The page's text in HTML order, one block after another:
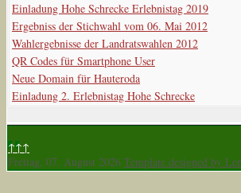
Einladung Hohe Schrecke Erlebnistag 2019
Ergebniss der Stichwahl vom 06. Mai 2012
Wahlergebnisse der Landratswahlen 2012
QR Codes für Smartphone User
Neue Domain für Hauteroda
Einladung 2. Erlebnistag Hohe Schrecke
↑↑↑
Freitag, 07. August 2026 Template designed by